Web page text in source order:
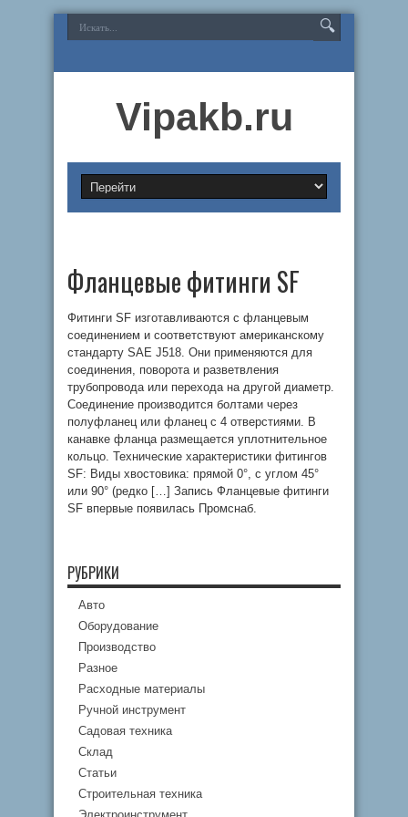
Vipakb.ru
Фланцевые фитинги SF
Фитинги SF изготавливаются с фланцевым
соединением и соответствуют американскому
стандарту SAE J518. Они применяются для
соединения, поворота и разветвления
трубопровода или перехода на другой диаметр.
Соединение производится болтами через
полуфланец или фланец с 4 отверстиями. В
канавке фланца размещается уплотнительное
кольцо. Технические характеристики фитингов
SF: Виды хвостовика: прямой 0°, с углом 45°
или 90° (редко […] Запись Фланцевые фитинги
SF впервые появилась Промснаб.
РУБРИКИ
Авто
Оборудование
Производство
Разное
Расходные материалы
Ручной инструмент
Садовая техника
Склад
Статьи
Строительная техника